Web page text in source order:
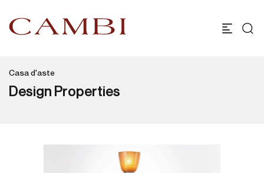
Casa d'aste
Design Properties